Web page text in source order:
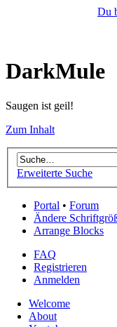
Du
DarkMule
Saugen ist geil!
Zum Inhalt
Erweiterte Suche
Portal • Forum
Ändere
Arrange Blocks
FAQ
Registrieren
Anmelden
Welcome
About